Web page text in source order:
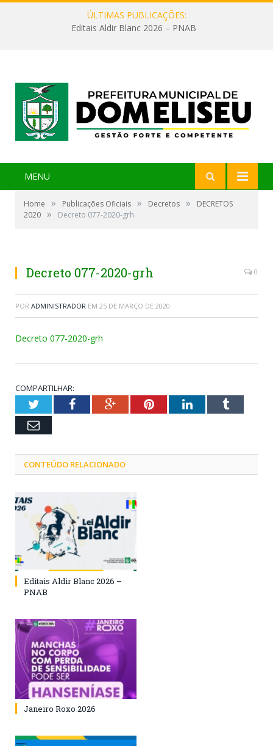
ÚLTIMAS PUBLICAÇÕES:
Editais Aldir Blanc 2026 – PNAB
MENU
Home » Publicações Oficiais » Decretos »
DECRETOS
2020 » Decreto 077-2020-grh
Decreto 077-2020-grh 0
POR ADMINISTRADOR EM 25 DE MARÇO DE 2020
Decreto 077-2020-grh
COMPARTILHAR:
TwitterFacebookGoogle+PinterestLinkedInTumblr
Email
CONTEÚDO RELACIONADO
Editais Aldir Blanc 2026 –
PNAB
Janeiro Roxo 2026